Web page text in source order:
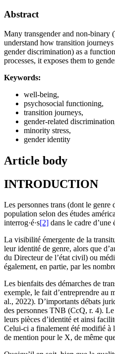
Abstract
Many transgender and non-binary
understand how transition
gender discrimination) as a
processes, it exposes them to
Keywords:
well-being,
psychosocial functioning,
transition journeys,
gender-related
minority stress,
gender identity
Article body
INTRODUCTION
Les personnes trans (dont le genre
population selon des études
interrog·é·s[2] dans le cadre
La visibilité émergente de la
leur identité de genre, alors que
du Directeur de l’état civil) ou
également, en partie, par les
Les bienfaits des démarches de
exemple, le fait d’entreprendre au
al., 2022). D’importants débats
des personnes TNB (CcQ, r. 4).
leurs pièces d’identité et ainsi
Celui-ci a finalement été modifié à
de mention pour le X, de même